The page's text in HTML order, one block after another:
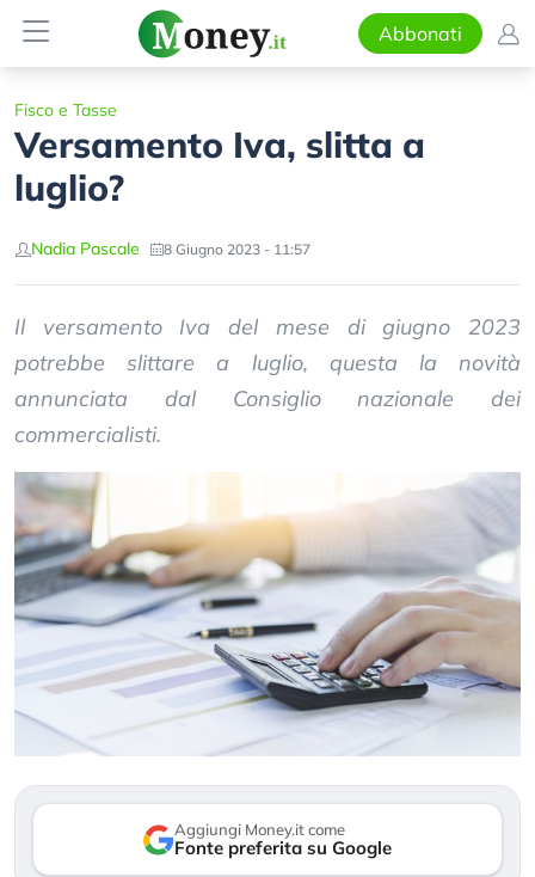
Abbonati
Fisco e Tasse
Versamento Iva, slitta a
luglio?
Nadia Pascale 8 Giugno 2023 - 11:57
Il versamento Iva del mese di giugno 2023
potrebbe slittare a luglio, questa la novità
annunciata dal Consiglio nazionale dei
commercialisti.
Aggiungi Money.it come
Fonte preferita su Google